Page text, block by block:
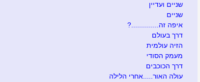
שניים ועדיין
שניים
איפה זה..............?
דרך בעולם
הזיה עולמית
מעמק הסודי
דרך הכוכבים
עולה האור.....אחרי הלילה